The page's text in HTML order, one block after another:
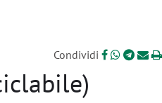
Condividi